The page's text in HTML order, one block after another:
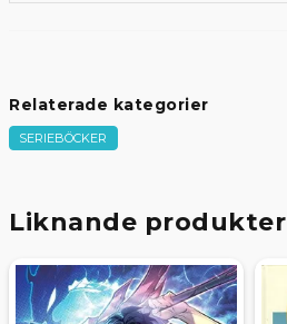
Relaterade kategorier
SERIEBÖCKER
Liknande produkter